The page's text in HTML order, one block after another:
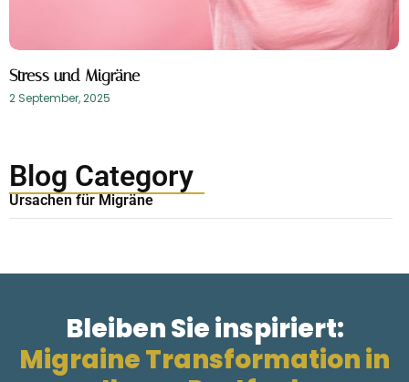
Stress und Migräne
2 September, 2025
Blog Category
Ursachen für Migräne
Bleiben Sie inspiriert:
Migraine Transformation in